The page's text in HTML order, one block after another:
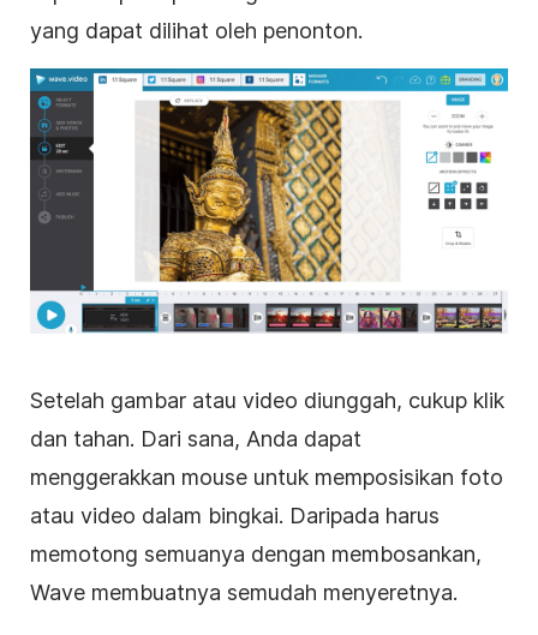
yang dapat dilihat oleh penonton.
Setelah gambar atau video diunggah, cukup klik
dan tahan. Dari sana, Anda dapat
menggerakkan mouse untuk memposisikan foto
atau video dalam bingkai. Daripada harus
memotong semuanya dengan membosankan,
Wave membuatnya semudah menyeretnya.